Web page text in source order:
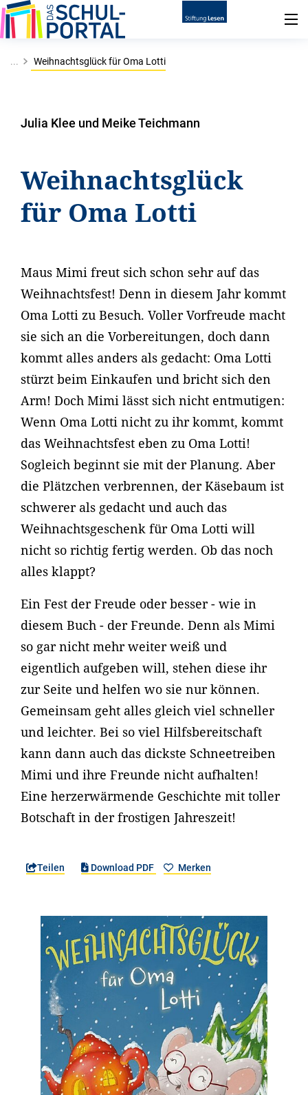
... Weihnachtsglück für Oma Lotti
Julia Klee und Meike Teichmann
Weihnachtsglück
für Oma Lotti
Maus Mimi freut sich schon sehr auf das
Weihnachtsfest! Denn in diesem Jahr kommt
Oma Lotti zu Besuch. Voller Vorfreude macht
sie sich an die Vorbereitungen, doch dann
kommt alles anders als gedacht: Oma Lotti
stürzt beim Einkaufen und bricht sich den
Arm! Doch Mimi lässt sich nicht entmutigen:
Wenn Oma Lotti nicht zu ihr kommt, kommt
das Weihnachtsfest eben zu Oma Lotti!
Sogleich beginnt sie mit der Planung. Aber
die Plätzchen verbrennen, der Käsebaum ist
schwerer als gedacht und auch das
Weihnachtsgeschenk für Oma Lotti will
nicht so richtig fertig werden. Ob das noch
alles klappt?
Ein Fest der Freude oder besser - wie in
diesem Buch - der Freunde. Denn als Mimi
so gar nicht mehr weiter weiß und
eigentlich aufgeben will, stehen diese ihr
zur Seite und helfen wo sie nur können.
Gemeinsam geht alles gleich viel schneller
und leichter. Bei so viel Hilfsbereitschaft
kann dann auch das dickste Schneetreiben
Mimi und ihre Freunde nicht aufhalten!
Eine herzerwärmende Geschichte mit toller
Botschaft in der frostigen Jahreszeit!
Teilen Download PDF Merken